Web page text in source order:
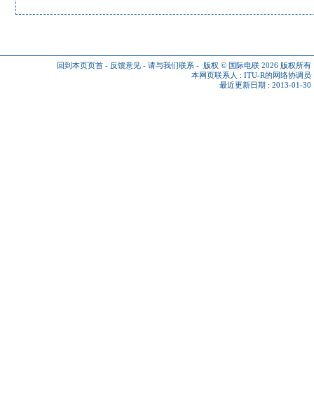
回到本页页首 - 反馈意见 - 请与我们联系 - 版权 © 国际电联 2026 版权所有
本网页联系人 : ITU-R的网络协调员
最近更新日期 : 2013-01-30